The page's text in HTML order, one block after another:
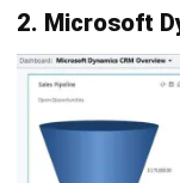
2. Microsoft